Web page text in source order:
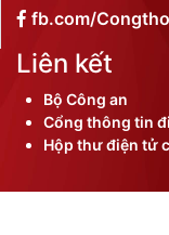
fb.com/
Liên kết
Bộ Công an
Cổng thông tin
Hộp thư điện tử